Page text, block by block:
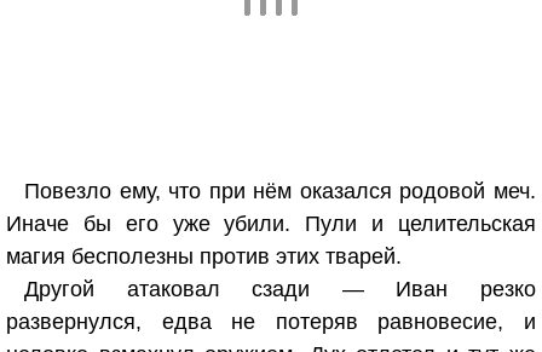
Повезло ему, что при нём оказался родовой меч.
Иначе бы его уже убили. Пули и целительская
магия бесполезны против этих тварей.
Другой атаковал сзади — Иван резко
развернулся, едва не потеряв равновесие, и